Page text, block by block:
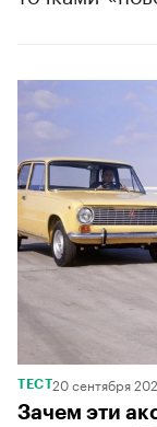
ТЕСТ20 сентября
Зачем эти